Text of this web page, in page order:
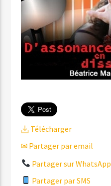
Télécharger
✉ Partager par email
Partager sur WhatsApp
Partager par SMS